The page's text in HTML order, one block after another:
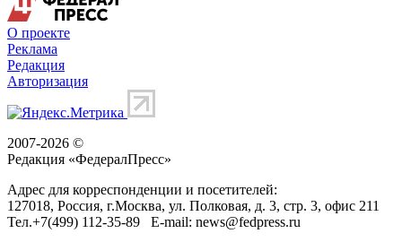
О проекте
Реклама
Редакция
Авторизация
2007-2026 ©
Редакция «ФедералПресс»
Адрес для корреспонденции и посетителей:
127018, Россия, г.Москва, ул. Полковая, д. 3, стр. 3, офис 211
Тел.+7(499) 112-35-89 E-mail: news@fedpress.ru